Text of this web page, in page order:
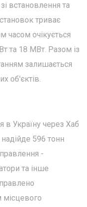
встановлення та
триває
часом очікується
та 18 МВт. Разом із
залишається
об'єктів.
в Україну через Хаб
596 тонн
-
та інше
місцевого